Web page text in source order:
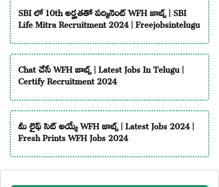
SBI లో 10th అర్హతతో పర్మినెంట్ WFH జాబ్స్ | SBI
Life Mitra Recruitment 2024 | Freejobsintelugu
Chat చేసే WFH జాబ్స్ | Latest Jobs In Telugu |
Certify Recruitment 2024
మీ లైఫ్ సెట్ అయ్యే WFH జాబ్స్ | Latest Jobs 2024 |
Fresh Prints WFH Jobs 2024